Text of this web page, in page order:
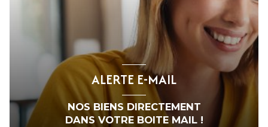
ALERTE E-MAIL
NOS BIENS DIRECTEMENT
DANS VOTRE BOITE MAIL !